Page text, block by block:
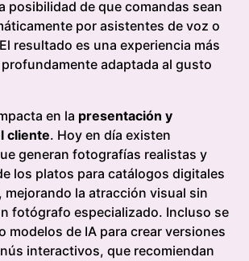
posibilidad de que comandas sean
por asistentes de voz o
resultado es una experiencia más
adaptada al gusto
en la presentación y
cliente. Hoy en día existen
generan fotografías realistas y
los platos para catálogos digitales
mejorando la atracción visual sin
fotógrafo especializado. Incluso se
modelos de IA para crear versiones
interactivos, que recomiendan